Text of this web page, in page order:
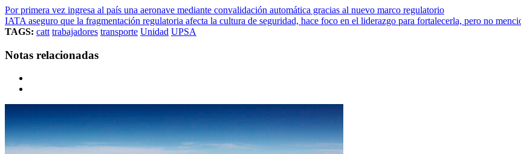
Por primera vez ingresa al país una aeronave mediante convalidación automática gracias al nuevo marco regulatorio
IATA aseguro que la fragmentación regulatoria afecta la cultura de seguridad, hace foco en el liderazgo para fortalecerla, pero no
TAGS: catt trabajadores transporte Unidad UPSA
Notas relacionadas